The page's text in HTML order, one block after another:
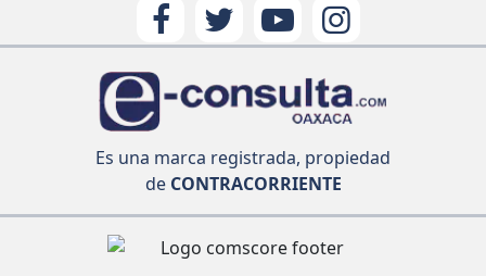
Es una marca registrada, propiedad
deCONTRACORRIENTE